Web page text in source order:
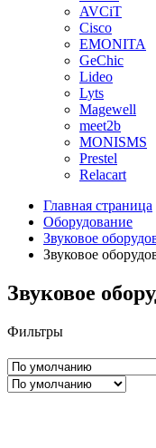
AVCiT
Cisco
EMONITA
GeChic
Lideo
Lyts
Magewell
meet2b
MONISMS
Prestel
Relacart
Главная страница
Оборудование
Звуковое
Звуковое
Звуковое
Фильтры